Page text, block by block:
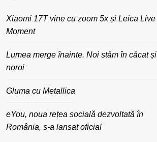
Xiaomi 17T vine cu zoom 5x și Leica Live
Moment
Lumea merge înainte. Noi stăm în căcat și
noroi
Gluma cu Metallica
eYou, noua rețea socială dezvoltată în
România, s-a lansat oficial